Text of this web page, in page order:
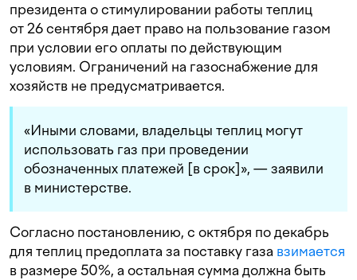
президента о стимулировании работы теплиц
от 26 сентября дает право на пользование газом
при условии его оплаты по действующим
условиям. Ограничений на газоснабжение для
хозяйств не предусматривается.
«Иными словами, владельцы теплиц могут
использовать газ при проведении
обозначенных платежей [в срок]», — заявили
в министерстве.
Согласно постановлению, с октября по декабрь
для теплиц предоплата за поставку газа взимается
в размере 50%, а остальная сумма должна быть